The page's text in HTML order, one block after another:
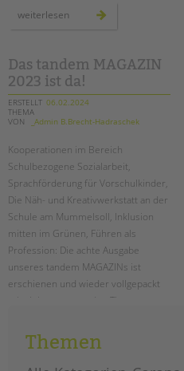
weiterlesen
Das tandem MAGAZIN
2023 ist da!
ERSTELLT 06.02.2024
THEMA
VON
_Admin B.Brecht-Hadraschek
Kooperationen im Bereich
Schulbezogene Sozialarbeit,
Sprachförderung für Vorschulkinder,
Die Näh- und Kreativwerkstatt an der
Schule am Mummelsoll, Inklusion
mitten im Grünen, Führen als
Profession: Die achte Ausgabe
unseres tandem MAGAZINs ist
erschienen und wieder vollgepackt
mit vielen spannenden Themen aus
Einrichtungen. Als PDF schon hier
zum kostenlosen Download!
Themen